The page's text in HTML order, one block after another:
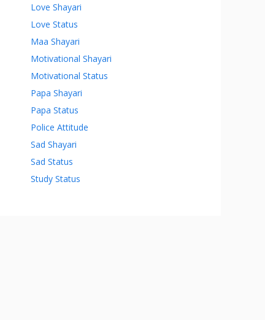
Love Shayari
Love Status
Maa Shayari
Motivational Shayari
Motivational Status
Papa Shayari
Papa Status
Police Attitude
Sad Shayari
Sad Status
Study Status